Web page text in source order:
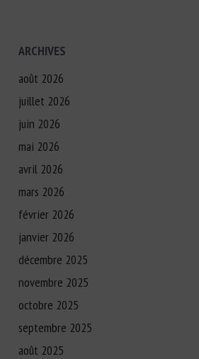
ARCHIVES
août 2026
juillet 2026
juin 2026
mai 2026
avril 2026
mars 2026
février 2026
janvier 2026
décembre 2025
novembre 2025
octobre 2025
septembre 2025
août 2025